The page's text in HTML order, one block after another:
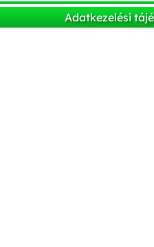
Adatkezelési